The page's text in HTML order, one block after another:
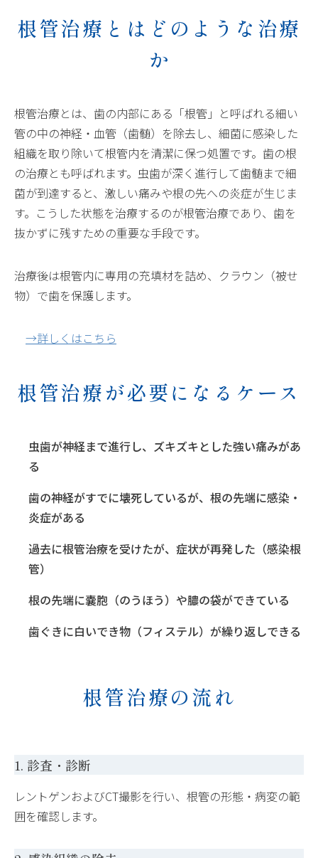
根管治療とはどのような治療
か
根管治療とは、歯の内部にある「根管」と呼ばれる細い
管の中の神経・血管（歯髄）を除去し、細菌に感染した
組織を取り除いて根管内を清潔に保つ処置です。歯の根
の治療とも呼ばれます。虫歯が深く進行して歯髄まで細
菌が到達すると、激しい痛みや根の先への炎症が生じま
す。こうした状態を治療するのが根管治療であり、歯を
抜かずに残すための重要な手段です。
治療後は根管内に専用の充填材を詰め、クラウン（被せ
物）で歯を保護します。
→詳しくはこちら
根管治療が必要になるケース
虫歯が神経まで進行し、ズキズキとした強い痛みがあ
る
歯の神経がすでに壊死しているが、根の先端に感染・
炎症がある
過去に根管治療を受けたが、症状が再発した（感染根
管）
根の先端に嚢胞（のうほう）や膿の袋ができている
歯ぐきに白いでき物（フィステル）が繰り返しできる
根管治療の流れ
1. 診査・診断
レントゲンおよびCT撮影を行い、根管の形態・病変の範
囲を確認します。